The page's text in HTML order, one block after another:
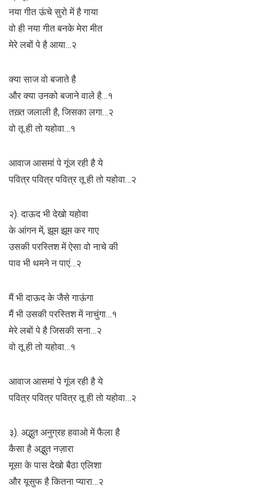
नया गीत ऊंचे सुरो में है गाया
वो ही नया गीत बनके मेरा मीत
मेरे लबों पे है आया…२
क्या साज वो बजाते है
और क्या उनको बजाने वाले है…१
तख़्त जलाली है, जिसका लगा…२
वो तू ही तो यहोवा…१
आवाज आसमां पे गूंज रही है ये
पवित्र पवित्र पवित्र तू ही तो यहोवा…२
२). दाऊद भी देखो यहोवा
के आंगन में, झूम झूम कर गाए
उसकी परस्तिश में ऐसा वो नाचे की
पाव भी थमने न पाएं…२
मैं भी दाऊद के जैसे गाऊंगा
मैं भी उसकी परस्तिश में नाचुंगा…१
मेरे लबों पे है जिसकी सना…२
वो तू ही तो यहोवा…१
आवाज आसमां पे गूंज रही है ये
पवित्र पवित्र पवित्र तू ही तो यहोवा…२
३). अद्भुत अनुग्रह हवाओ में फैला है
कैसा है अद्भुत नज़ारा
मूसा के पास देखो बैठा एलिशा
और यूसुफ है कितना प्यारा…२